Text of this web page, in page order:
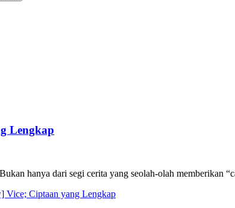
Lengkap
hanya dari segi cerita yang seolah-olah memberikan
Vice; Ciptaan yang Lengkap